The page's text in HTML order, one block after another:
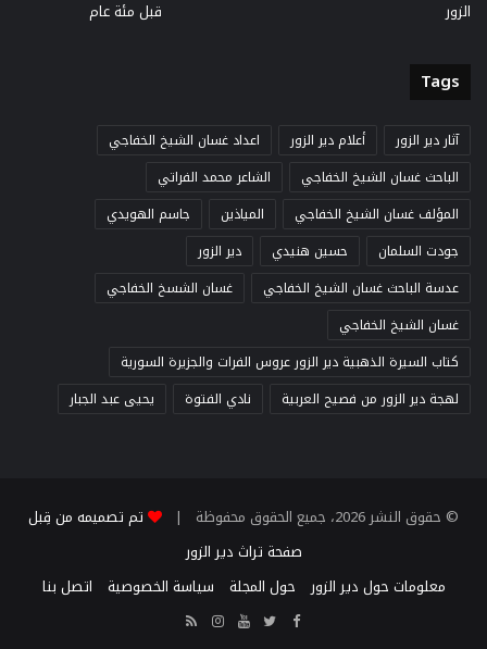
Tags
آثار دير الزور أعلام دير الزور
اعداد غسان الشيخ الخفاجي
الباحث غسان الشيخ الخفاجي
الشاعر محمد الفراتي
المؤلف غسان الشيخ الخفاجي
المياذين
جاسم الهويدي
جودت السلمان
حسين هنيدي
دير الزور
عدسة الباحث غسان الشيخ الخفاجي
غسان الشسخ الخفاجي
غسان الشيخ الخفاجي
كتاب السيرة الذهبية دير الزور عروس الفرات والجزيرة السورية
لهجة دير الزور من فصيح العربية
نادي الفتوة يحيى عبد الجبار
© حقوق النشر 2026، جميع الحقوق محفوظة |
تم تصميمه من قِبل
صفحة تراث دير الزور
معلومات حول دير الزور
حول المجلة سياسة الخصوصية اتصل بنا